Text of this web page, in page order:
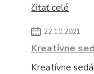
čítať celé
22.10.2021
Kreatívne
Kreatívne